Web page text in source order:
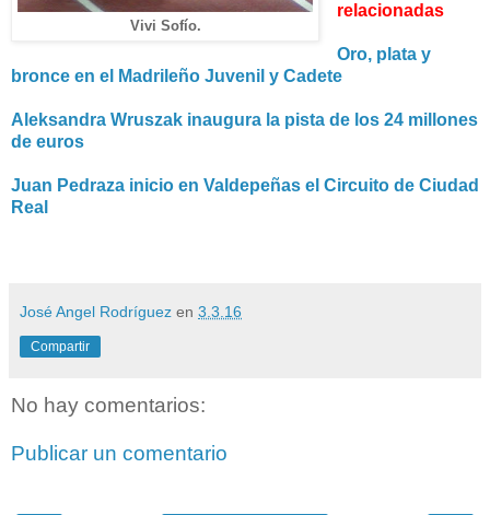
Vivi Sofío.
relacionadas
Oro, plata y
bronce en el Madrileño Juvenil y Cadete
Aleksandra Wruszak inaugura la pista de los 24 millones
de euros
Juan Pedraza inicio en Valdepeñas el Circuito de Ciudad
Real
José Angel Rodríguez en 3.3.16
Compartir
No hay comentarios:
Publicar un comentario